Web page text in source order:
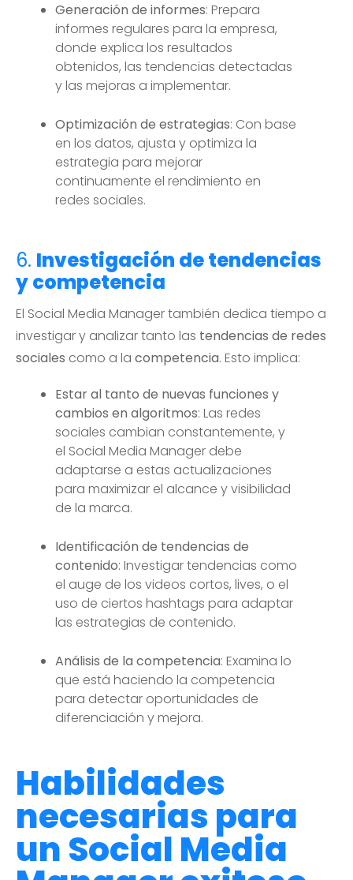
Generación de informes: Prepara
informes regulares para la empresa,
donde explica los resultados
obtenidos, las tendencias detectadas
y las mejoras a implementar.
Optimización de estrategias: Con base
en los datos, ajusta y optimiza la
estrategia para mejorar
continuamente el rendimiento en
redes sociales.
6. Investigación de tendencias
y competencia
El Social Media Manager también dedica tiempo a
investigar y analizar tanto las tendencias de redes
sociales como a la competencia. Esto implica:
Estar al tanto de nuevas funciones y
cambios en algoritmos: Las redes
sociales cambian constantemente, y
el Social Media Manager debe
adaptarse a estas actualizaciones
para maximizar el alcance y visibilidad
de la marca.
Identificación de tendencias de
contenido: Investigar tendencias como
el auge de los videos cortos, lives, o el
uso de ciertos hashtags para adaptar
las estrategias de contenido.
Análisis de la competencia: Examina lo
que está haciendo la competencia
para detectar oportunidades de
diferenciación y mejora.
Habilidades
necesarias para
un Social Media